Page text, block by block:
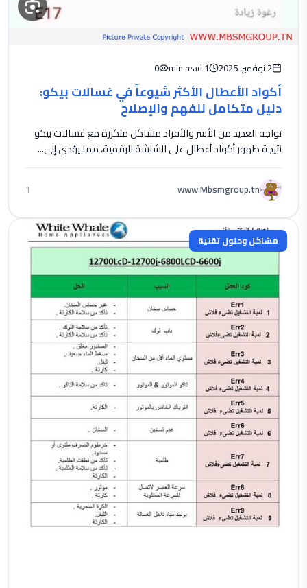
2 نوفمبر، 2025 1 min read
0
أكواد الأعطال الأكثر شيوعاً في غسالات بيكو:
دليل متكامل للفهم والإصلاح
تواجه العديد من الأسر والأفراد مشاكل متكررة مع غسالات بيكو
نتيجة ظهور أكواد أعطال على الشاشة الرقمية، مما يؤدي إلى...
www.Mbsmgroup.tn
1
مشاكل وحلول تقنية